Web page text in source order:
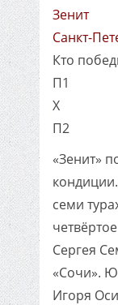
Зенит
Санкт-
Кто
П1
X
П2
«Зенит»
семи
Сергея
«Сочи».
Игоря